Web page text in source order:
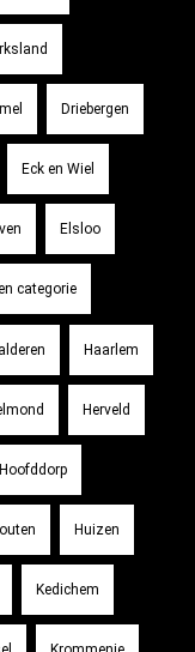
Driebergen
Eck en Wiel
Elsloo
categorie
Haarlem
Herveld
Hoofddorp
Huizen
Kedichem